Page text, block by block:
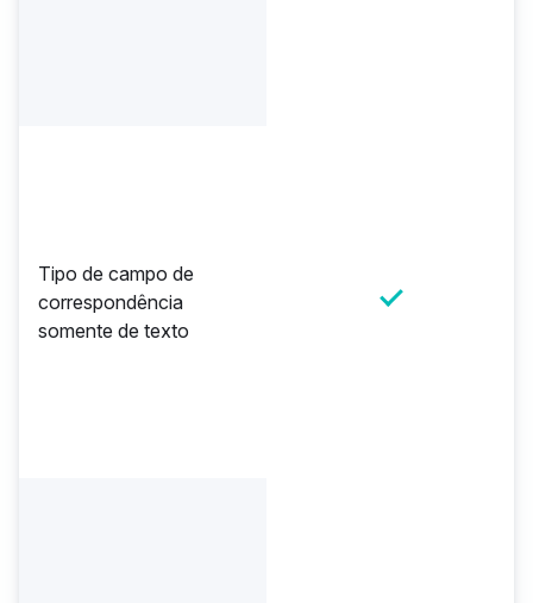
Tipo de campo de
correspondência
somente de texto